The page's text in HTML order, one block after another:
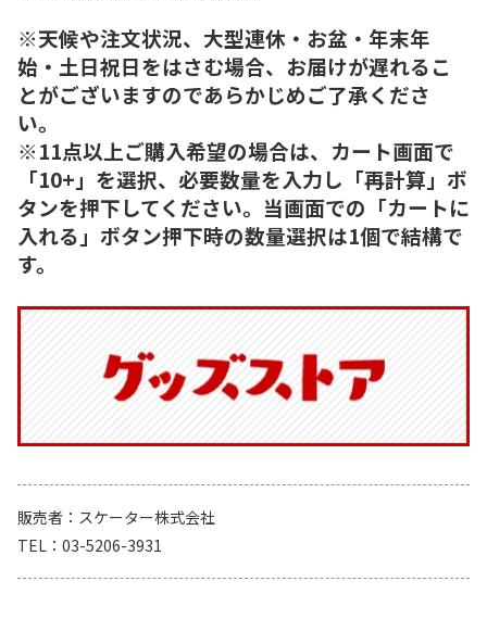
※天候や注文状況、大型連休・お盆・年末年
始・土日祝日をはさむ場合、お届けが遅れるこ
とがございますのであらかじめご了承くださ
い。
※11点以上ご購入希望の場合は、カート画面で
「10+」を選択、必要数量を入力し「再計算」ボ
タンを押下してください。当画面での「カートに
入れる」ボタン押下時の数量選択は1個で結構で
す。
販売者
スケーター株式会社
TEL
03-5206-3931